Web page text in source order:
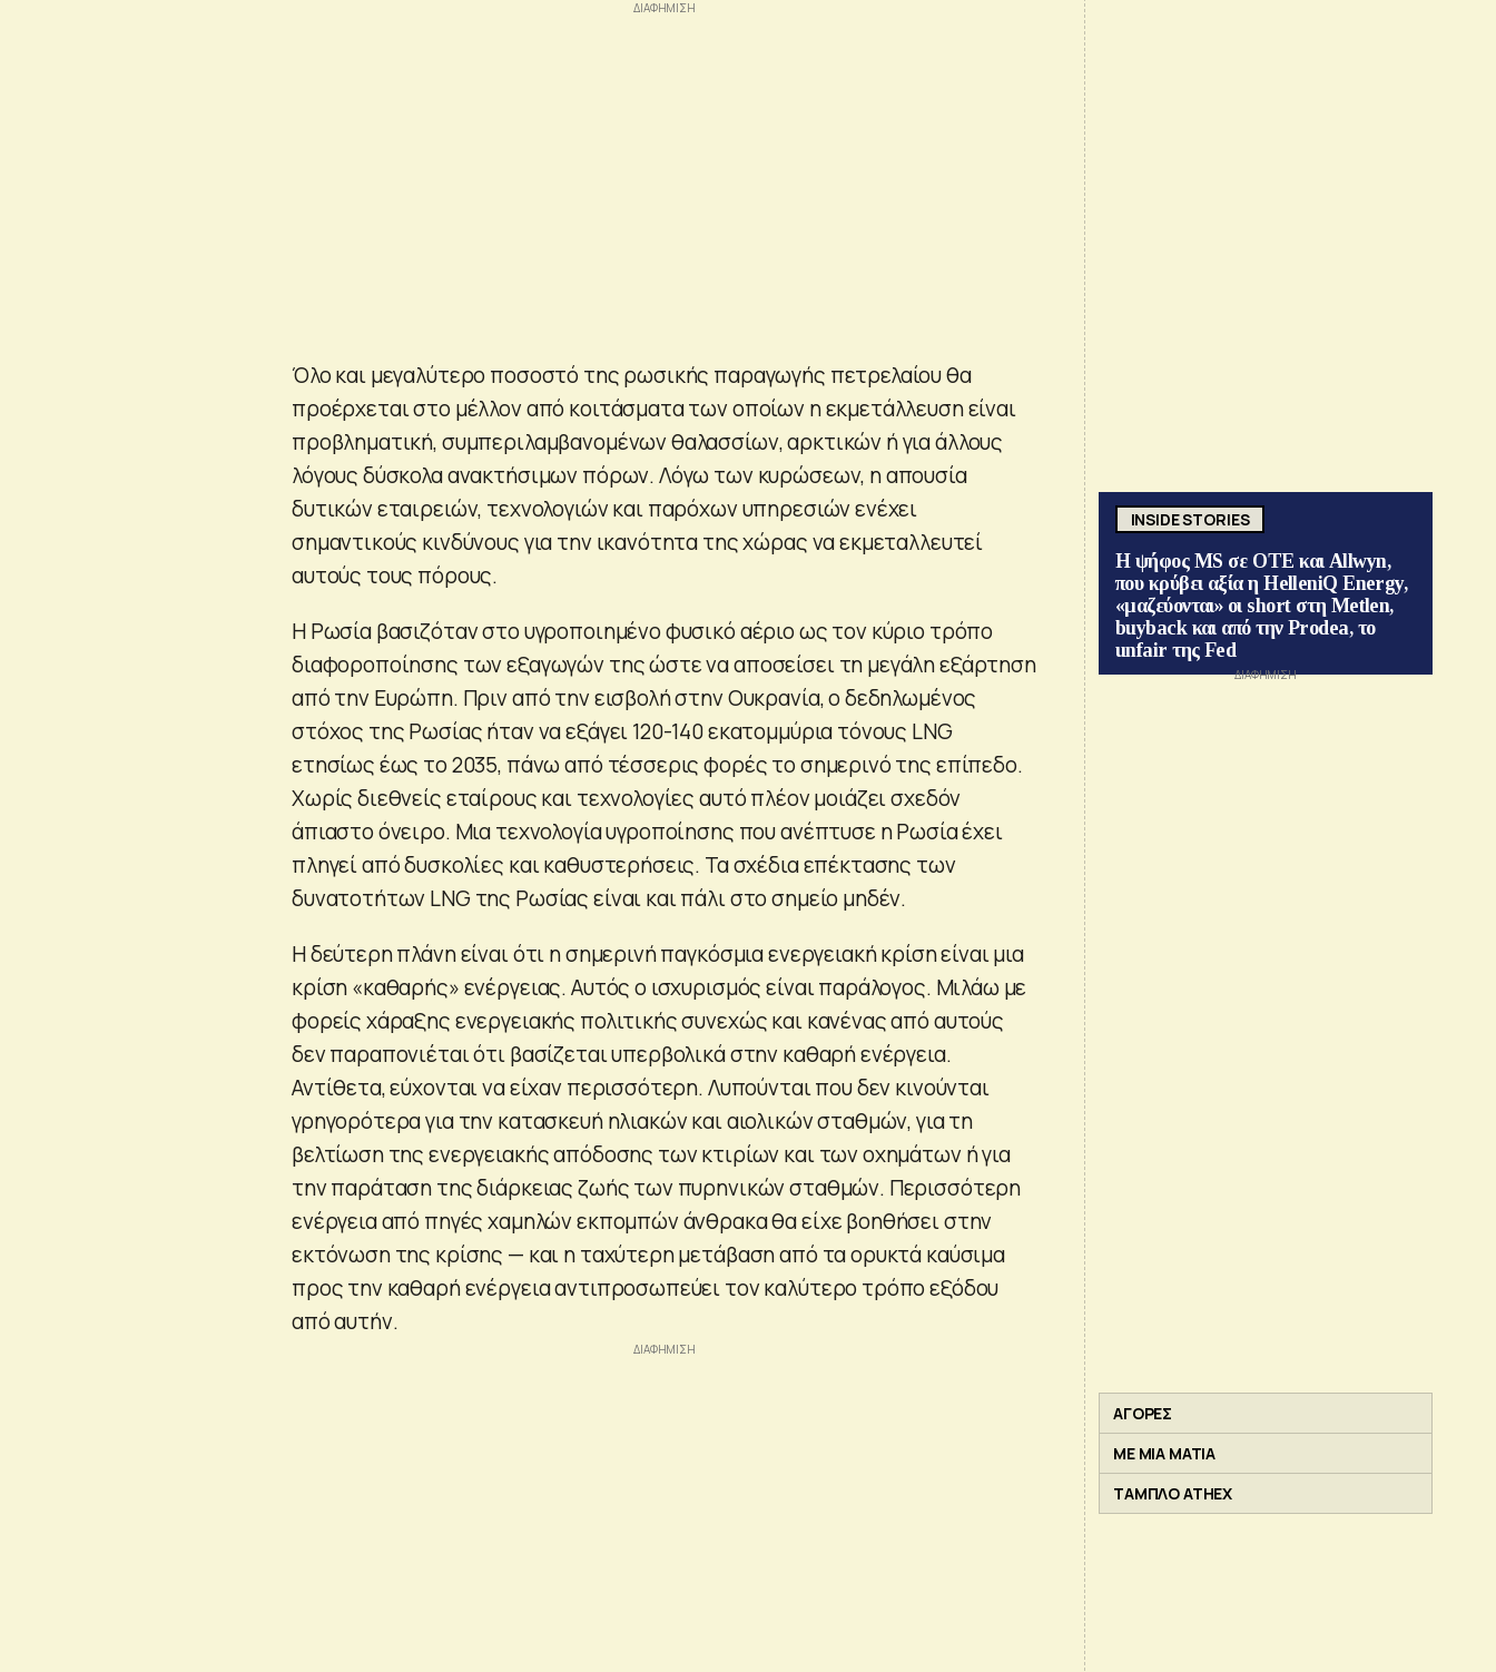
Όλο και μεγαλύτερο ποσοστό της ρωσικής παραγωγής πετρελαίου θα
προέρχεται στο μέλλον από κοιτάσματα των οποίων η εκμετάλλευση είναι
προβληματική, συμπεριλαμβανομένων θαλασσίων, αρκτικών ή για άλλους
λόγους δύσκολα ανακτήσιμων πόρων. Λόγω των κυρώσεων, η απουσία
δυτικών εταιρειών, τεχνολογιών και παρόχων υπηρεσιών ενέχει
σημαντικούς κινδύνους για την ικανότητα της χώρας να εκμεταλλευτεί
αυτούς τους πόρους.
Η Ρωσία βασιζόταν στο υγροποιημένο φυσικό αέριο ως τον κύριο τρόπο
διαφοροποίησης των εξαγωγών της ώστε να αποσείσει τη μεγάλη εξάρτηση
από την Ευρώπη. Πριν από την εισβολή στην Ουκρανία, ο δεδηλωμένος
στόχος της Ρωσίας ήταν να εξάγει 120-140 εκατομμύρια τόνους LNG
ετησίως έως το 2035, πάνω από τέσσερις φορές το σημερινό της επίπεδο.
Χωρίς διεθνείς εταίρους και τεχνολογίες αυτό πλέον μοιάζει σχεδόν
άπιαστο όνειρο. Μια τεχνολογία υγροποίησης που ανέπτυσε η Ρωσία έχει
πληγεί από δυσκολίες και καθυστερήσεις. Τα σχέδια επέκτασης των
δυνατοτήτων LNG της Ρωσίας είναι και πάλι στο σημείο μηδέν.
Η δεύτερη πλάνη είναι ότι η σημερινή παγκόσμια ενεργειακή κρίση είναι μια
κρίση «καθαρής» ενέργειας. Αυτός ο ισχυρισμός είναι παράλογος. Μιλάω με
φορείς χάραξης ενεργειακής πολιτικής συνεχώς και κανένας από αυτούς
δεν παραπονιέται ότι βασίζεται υπερβολικά στην καθαρή ενέργεια.
Αντίθετα, εύχονται να είχαν περισσότερη. Λυπούνται που δεν κινούνται
γρηγορότερα για την κατασκευή ηλιακών και αιολικών σταθμών, για τη
βελτίωση της ενεργειακής απόδοσης των κτιρίων και των οχημάτων ή για
την παράταση της διάρκειας ζωής των πυρηνικών σταθμών. Περισσότερη
ενέργεια από πηγές χαμηλών εκπομπών άνθρακα θα είχε βοηθήσει στην
εκτόνωση της κρίσης — και η ταχύτερη μετάβαση από τα ορυκτά καύσιμα
προς την καθαρή ενέργεια αντιπροσωπεύει τον καλύτερο τρόπο εξόδου
από αυτήν.
INSIDE STORIES
Η ψήφος MS σε ΟΤΕ και Allwyn,
που κρύβει αξία η HelleniQ Energy,
«μαζεύονται» οι short στη Metlen,
buyback και από την Prodea, το
unfair της Fed
ΑΓΟΡΕΣ
ΜΕ ΜΙΑ ΜΑΤΙΑ
ΤΑΜΠΛΟ ATHEX